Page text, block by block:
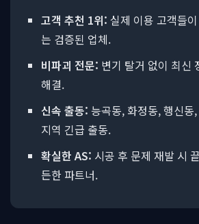
고객 추천 1위: 실제 이용 고객들
는 검증된 업체.
비파괴 전문: 변기 탈거 없이 최신
해결.
신속 출동: 능곡동, 화정동, 행신동
지역 긴급 출동.
확실한 AS: 시공 후 문제 재발 시
든한 파트너.